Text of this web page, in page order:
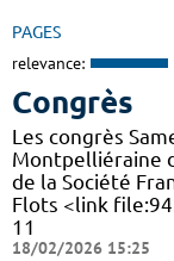
PAGES
relevance:
Congrès
Les congrès
Montpelliéraine
de la Société
Flots <link
11
18/02/2026 15:25